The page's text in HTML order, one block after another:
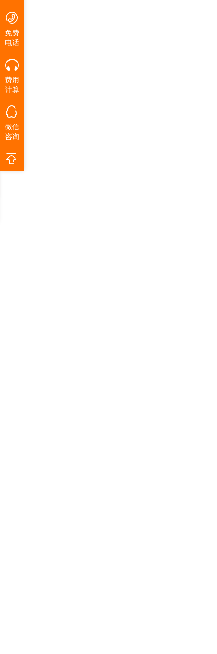
免费
电话
费用
计算
微信
咨询